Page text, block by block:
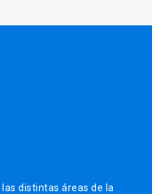
distintas áreas de la